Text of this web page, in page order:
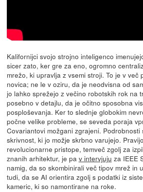
Kalifornijci svojo strojno inteligenco
sicer zato, ker gre za eno, ogromno
mrežo, ki upravlja z vsemi stroji. To je v več
novica; ne le v oziru, da je neodvisna od
jo lahko sprežejo z večino robotskih rok na
posebno v detajlu, da je očitno sposobna
posploševanja. Ker to slednje globokim
počne velike probleme, se seveda poraja
Covariantovi možgani zgrajeni.
skrivnost, ki jo možje skrbno varujejo.
revolucionarne pristope, temveč zgolj za
znanih arhitektur, je pa v intervjuju za IEEE
namig, da so skombinirali več tipov mrež in
tudi, da se AI orientira zgolj s podatki iz
kameric, ki so namontirane na roke.